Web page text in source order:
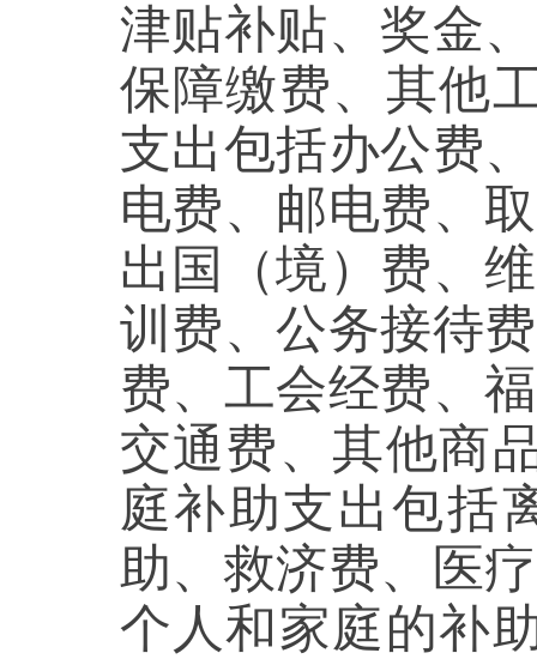
津贴补贴、奖金
保障缴费、其他
支出包括办公费
电费、邮电费、
出国（境）费、
训费、公务接待
费、工会经费、
交通费、其他商
庭补助支出包括
助、救济费、医
个人和家庭的补